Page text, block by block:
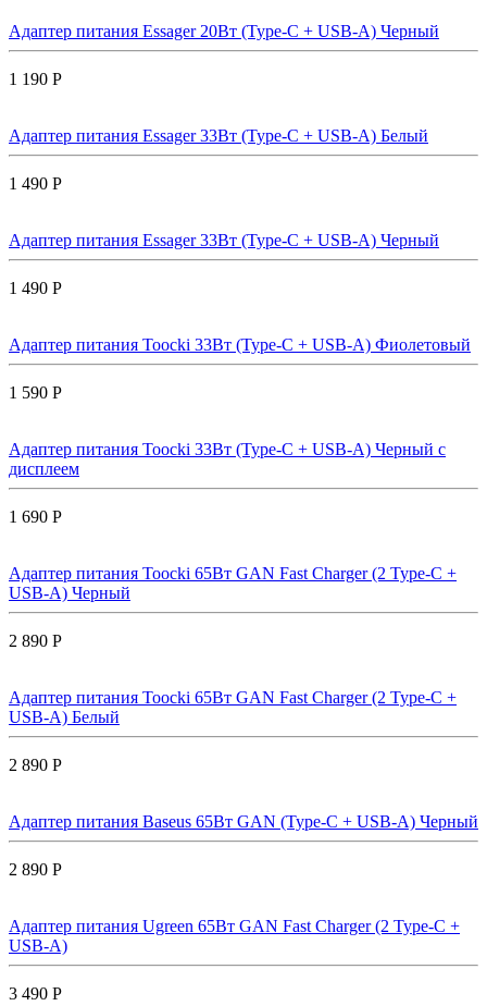
Адаптер питания Essager 20Вт (Type-C + USB-A) Черный
1 190 Р
Адаптер питания Essager 33Вт (Type-C + USB-A) Белый
1 490 Р
Адаптер питания Essager 33Вт (Type-C + USB-A) Черный
1 490 Р
Адаптер питания Toocki 33Вт (Type-C + USB-A) Фиолетовый
1 590 Р
Адаптер питания Toocki 33Вт (Type-C + USB-A) Черный с
дисплеем
1 690 Р
Адаптер питания Toocki 65Вт GAN Fast Charger (2 Type-C +
USB-A) Черный
2 890 Р
Адаптер питания Toocki 65Вт GAN Fast Charger (2 Type-C +
USB-A) Белый
2 890 Р
Адаптер питания Baseus 65Вт GAN (Type-C + USB-A) Черный
2 890 Р
Адаптер питания Ugreen 65Вт GAN Fast Charger (2 Type-C +
USB-A)
3 490 Р